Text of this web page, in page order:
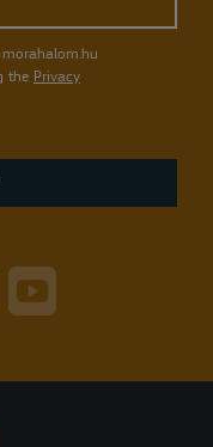
the Privacy